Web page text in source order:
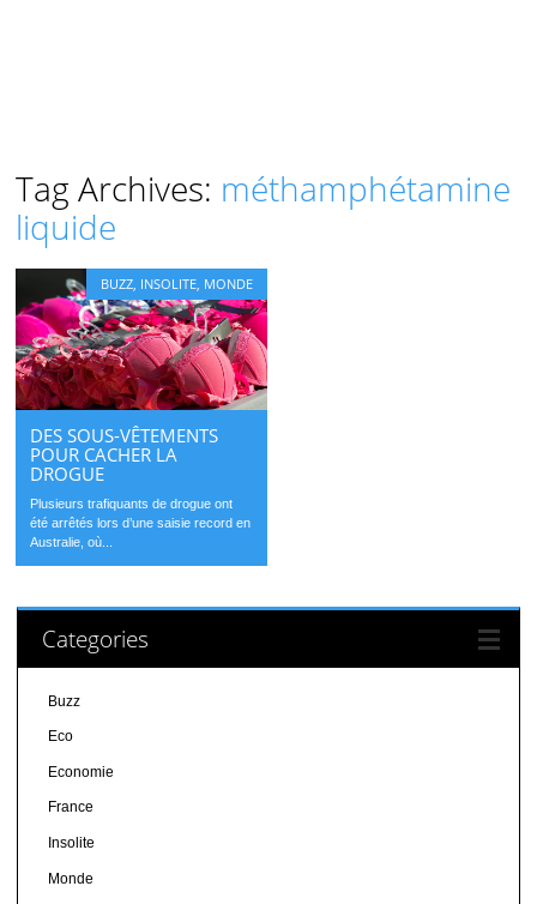
Tag Archives: méthamphétamine
liquide
BUZZ INSOLITE MONDE
DES SOUS-VÊTEMENTS
POUR CACHER LA
DROGUE
Plusieurs trafiquants de drogue ont
été arrêtés lors d’une saisie record en
Australie, où...
Categories
Buzz
Eco
Economie
France
Insolite
Monde